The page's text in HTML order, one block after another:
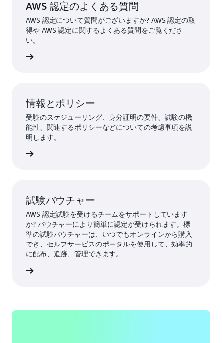
AWS 認定のよくある質問
AWS 認定について質問がございますか? AWS 認定の取
得や AWS 認定に関するよくある質問をご覧くださ
い。
情報とポリシー
受験のスケジューリング、身分証明の要件、試験の機
能性、関連するポリシーなどについての考慮事項を説
明します。
試験バウチャー
AWS 認定試験を受けるチームをサポートしています
か? バウチャーにより簡単に認定が受けられます。標
準の試験バウチャーは、いつでもオンラインから購入
でき、セルフサービスのポータルを使用して、効率的
に配布、追跡、管理できます。